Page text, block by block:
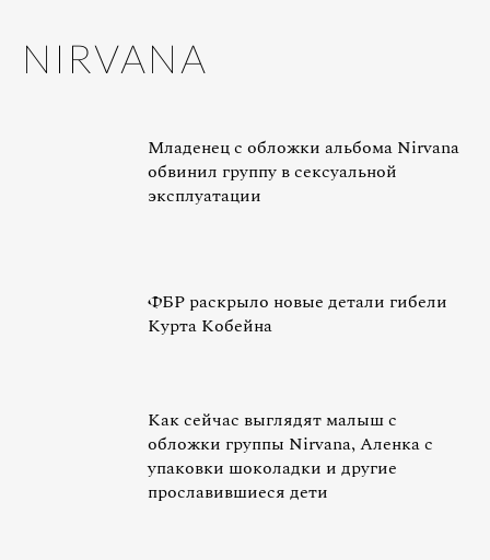
NIRVANA
Младенец с обложки альбома Nirvana
обвинил группу в сексуальной
эксплуатации
ФБР раскрыло новые детали гибели
Курта Кобейна
Как сейчас выглядят малыш с
обложки группы Nirvana, Аленка с
упаковки шоколадки и другие
прославившиеся дети